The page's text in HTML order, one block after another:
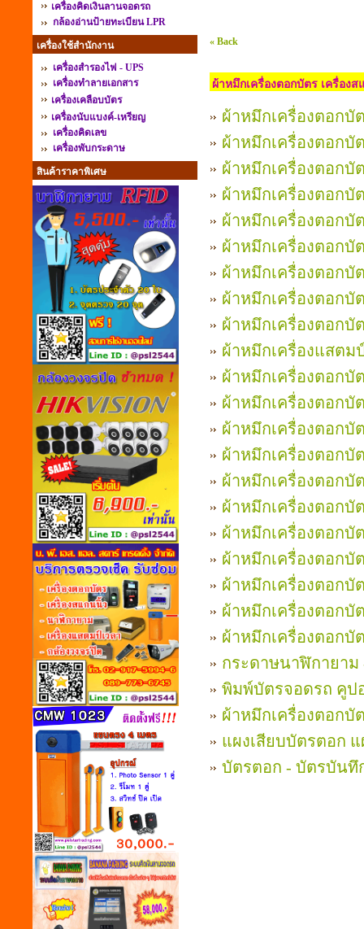
เครื่องคิดเงินลานจอดรถ
กล้องอ่านป้ายทะเบียน LPR
เครื่องใช้สำนักงาน
เครื่องสำรองไฟ - UPS
เครื่องทำลายเอกสาร
เครื่องเคลือบบัตร
เครื่องนับแบงค์-เหรียญ
เครื่องคิดเลข
เครื่องพับกระดาษ
สินค้าราคาพิเศษ
« Back
ผ้าหมึกเครื่องตอกบัตร เครื่องส
ผ้าหมึกเครื่องตอกบั
ผ้าหมึกเครื่องตอกบั
ผ้าหมึกเครื่องตอกบั
ผ้าหมึกเครื่องตอกบั
ผ้าหมึกเครื่องตอกบั
ผ้าหมึกเครื่องตอกบัต
ผ้าหมึกเครื่องตอกบั
ผ้าหมึกเครื่องตอกบัต
ผ้าหมึกเครื่องตอกบั
ผ้าหมึกเครื่องแสตมป์
ผ้าหมึกเครื่องตอกบั
ผ้าหมึกเครื่องตอกบั
ผ้าหมึกเครื่องตอกบั
ผ้าหมึกเครื่องตอกบั
ผ้าหมึกเครื่องตอกบั
ผ้าหมึกเครื่องตอกบัต
ผ้าหมึกเครื่องตอกบั
ผ้าหมึกเครื่องตอกบั
ผ้าหมึกเครื่องตอกบั
ผ้าหมึกเครื่องตอกบั
ผ้าหมึกเครื่องตอกบัต
กระดาษนาฬิกายา
พิมพ์บัตรจอดรถ คูป
ผ้าหมึกเครื่องตอกบั
แผงเสียบบัตรตอก
บัตรตอก - บัตรบันทึ